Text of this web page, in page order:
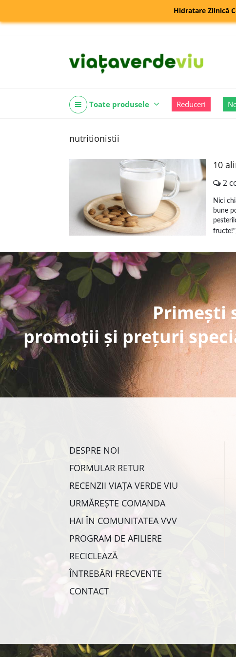
Hidratare Zilnică
Toate produsele Reduceri
nutritionistii
10
2
Nici
bune
Primești
promoții și prețuri
DESPRE NOI
FORMULAR RETUR
RECENZII VIAȚA VERDE VIU
URMĂREȘTE COMANDA
HAI ÎN COMUNITATEA VVV
PROGRAM DE AFILIERE
RECICLEAZĂ
ÎNTREBĂRI FRECVENTE
CONTACT